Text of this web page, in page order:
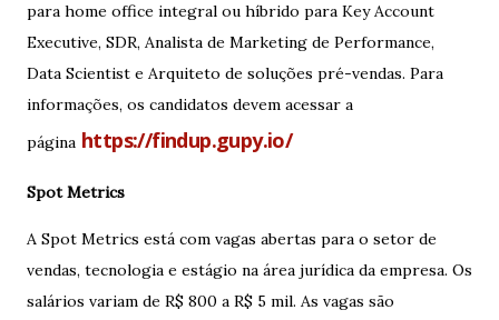
para home office integral ou híbrido para Key Account
Executive, SDR, Analista de Marketing de Performance,
Data Scientist e Arquiteto de soluções pré-vendas. Para
informações, os candidatos devem acessar a
página https://findup.gupy.io/
Spot Metrics
A Spot Metrics está com vagas abertas para o setor de
vendas, tecnologia e estágio na área jurídica da empresa. Os
salários variam de R$ 800 a R$ 5 mil. As vagas são